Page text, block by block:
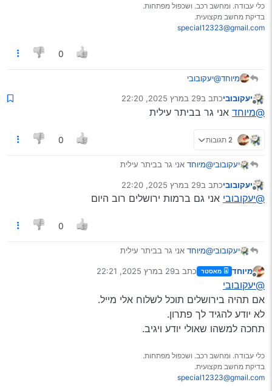
כלי עבודה. ומחשב רכב. ושכפול מפתחות.
בדיקת מחשב מקצועית.
special12323@gmail.com
0
מיוחד@יעקובובי
יש לך רב מודד?
לא צריך להחליף לבדוק כמה כח יש לו?
יעקובוביכתב ב29 במרץ 2025, 22:20
נערך לאחרונה על ידי
@מיוחד אני גר בביתר עילית
2 תגובות 0
יעקובובי@מיוחד אני גר בביתר עילית
מנותק
יעקובוביכתב ב29 במרץ 2025, 22:20
נערך לאחרונה על ידי
@יעקובובי אני גם ברמות ירושלים רוב היום
0
יעקובובי@מיוחד אני גר בביתר עילית
מיוחד מאסטר כתב ב29 במרץ 2025, 22:21
נערך לאחרונה על ידי
@יעקובובי
אם תהיה בירושלים תוכל לשלוח אלי מייל.
לא יודע להגיד לך פתרון.
תחכה למשהו שאולי יודע ויגיב.
כלי עבודה. ומחשב רכב. ושכפול מפתחות.
בדיקת מחשב מקצועית.
special12323@gmail.com